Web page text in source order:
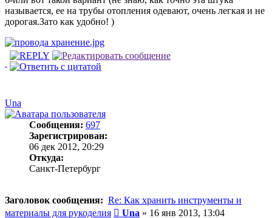
называется, ее на трубы отопления одевают, очень легкая и не
дорогая.Зато как удобно! )
Una
Сообщения: 697
Зарегистрирован:
06 дек 2012, 20:29
Откуда:
Санкт-Петербург
Заголовок сообщения: Re: Как хранить инструменты и
материалы для рукоделия
Сообщение
Una » 16 янв 2013, 13:04